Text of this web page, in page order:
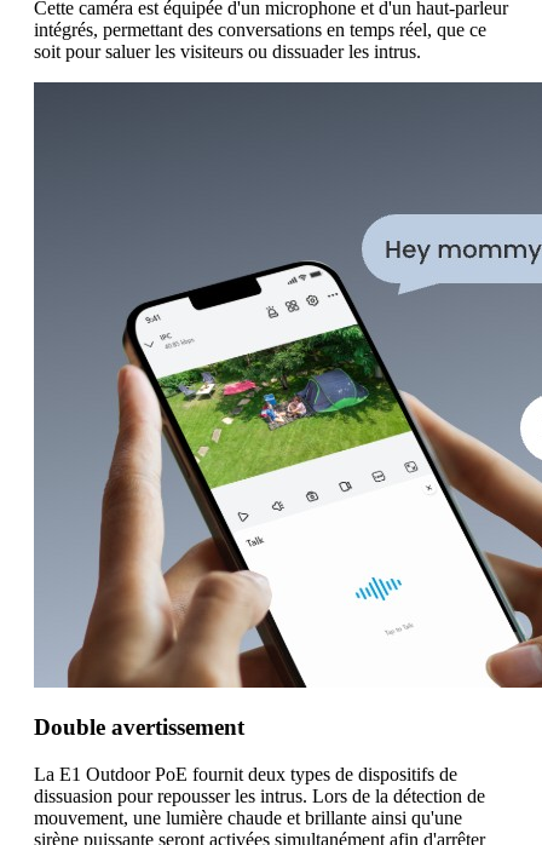
Cette caméra est équipée d'un microphone et d'un haut-parleur
intégrés, permettant des conversations en temps réel, que ce
soit pour saluer les visiteurs ou dissuader les intrus.
Double avertissement
La E1 Outdoor PoE fournit deux types de dispositifs de
dissuasion pour repousser les intrus. Lors de la détection de
mouvement, une lumière chaude et brillante ainsi qu'une
sirène puissante seront activées simultanément afin d'arrêter